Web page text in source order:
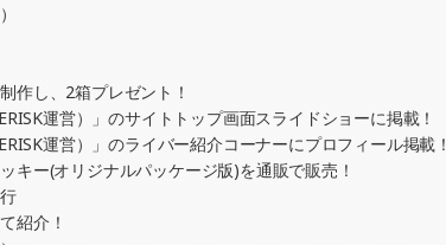
ラスト提供イベント）
ムステッカー制作・PRイベント）
作し、2箱プレゼント！
運営）」のサイトトップ画面スライドショーに掲載！
運営）」のライバー紹介コーナーにプロフィール掲載！
キー(オリジナルパッケージ版)を通販で販売！
紹介！